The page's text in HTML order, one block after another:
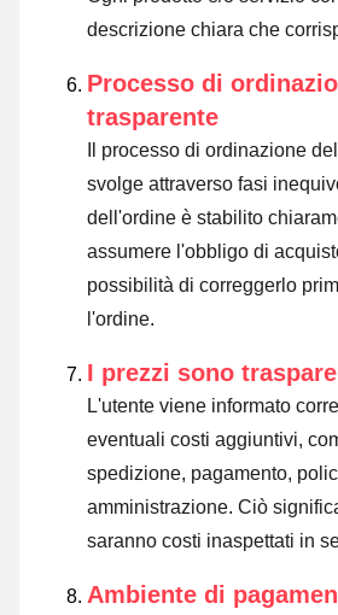
descrizione chiara che
Processo di
trasparente
Il processo di ordinazione
svolge attraverso fasi
dell'ordine è stabilito
assumere l'obbligo di
possibilità di correggerlo
l'ordine.
I prezzi sono
L'utente viene informato
eventuali costi aggiuntivi,
spedizione, pagamento,
amministrazione. Ciò
saranno costi inaspettati in
Ambiente di